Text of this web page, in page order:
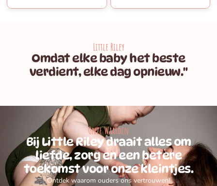
Little Riley
Omdat elke baby het beste
verdient, elke dag opnieuw."
Onze Waarden
Bij Little Riley draait alles om
liefde, zorg en een betere
toekomst voor onze kleintjes.
Ontdek waarom ouders ons vertrouwen!